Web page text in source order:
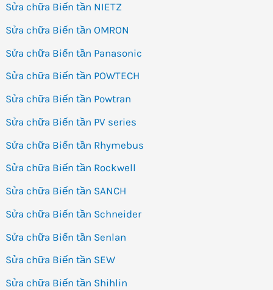
Sửa chữa Biến tần NIETZ
Sửa chữa Biến tần OMRON
Sửa chữa Biến tần Panasonic
Sửa chữa Biến tần POWTECH
Sửa chữa Biến tần Powtran
Sửa chữa Biến tần PV series
Sửa chữa Biến tần Rhymebus
Sửa chữa Biến tần Rockwell
Sửa chữa Biến tần SANCH
Sửa chữa Biến tần Schneider
Sửa chữa Biến tần Senlan
Sửa chữa Biến tần SEW
Sửa chữa Biến tần Shihlin